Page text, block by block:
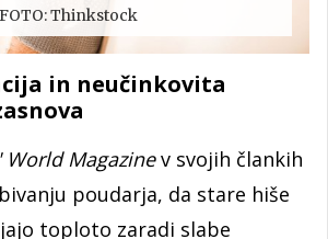
FOTO: Thinkstock
in neučinkovita
World Magazinev svojih člankih
poudarja, da stare hiše
toploto zaradi slabe